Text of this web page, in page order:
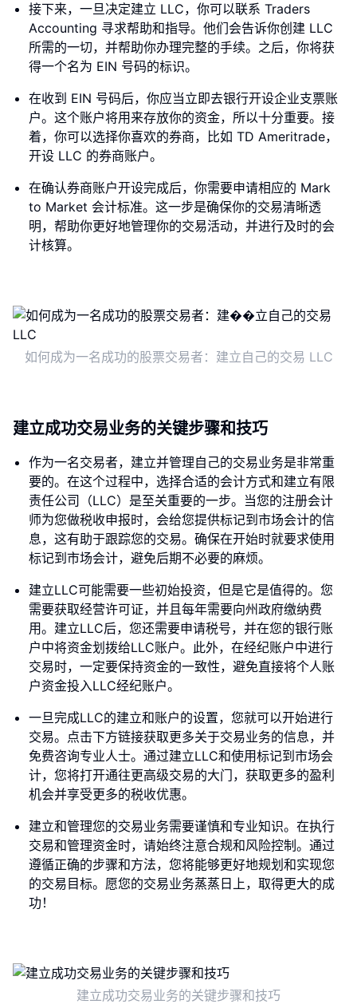
接下来，一旦决定建立 LLC，你可以联系 Traders
Accounting 寻求帮助和指导。他们会告诉你创建 LLC
所需的一切，并帮助你办理完整的手续。之后，你将获
得一个名为 EIN 号码的标识。
在收到 EIN 号码后，你应当立即去银行开设企业支票账
户。这个账户将用来存放你的资金，所以十分重要。接
着，你可以选择你喜欢的券商，比如 TD Ameritrade，
开设 LLC 的券商账户。
在确认券商账户开设完成后，你需要申请相应的 Mark
to Market 会计标准。这一步是确保你的交易清晰透
明，帮助你更好地管理你的交易活动，并进行及时的会
计核算。
如何成为一名成功的股票交易者：建立自己的交易 LLC
建立成功交易业务的关键步骤和技巧
作为一名交易者，建立并管理自己的交易业务是非常重
要的。在这个过程中，选择合适的会计方式和建立有限
责任公司（LLC）是至关重要的一步。当您的注册会计
师为您做税收申报时，会给您提供标记到市场会计的信
息，这有助于跟踪您的交易。确保在开始时就要求使用
标记到市场会计，避免后期不必要的麻烦。
建立LLC可能需要一些初始投资，但是它是值得的。您
需要获取经营许可证，并且每年需要向州政府缴纳费
用。建立LLC后，您还需要申请税号，并在您的银行账
户中将资金划拨给LLC账户。此外，在经纪账户中进行
交易时，一定要保持资金的一致性，避免直接将个人账
户资金投入LLC经纪账户。
一旦完成LLC的建立和账户的设置，您就可以开始进行
交易。点击下方链接获取更多关于交易业务的信息，并
免费咨询专业人士。通过建立LLC和使用标记到市场会
计，您将打开通往更高级交易的大门，获取更多的盈利
机会并享受更多的税收优惠。
建立和管理您的交易业务需要谨慎和专业知识。在执行
交易和管理资金时，请始终注意合规和风险控制。通过
遵循正确的步骤和方法，您将能够更好地规划和实现您
的交易目标。愿您的交易业务蒸蒸日上，取得更大的成
功！
建立成功交易业务的关键步骤和技巧